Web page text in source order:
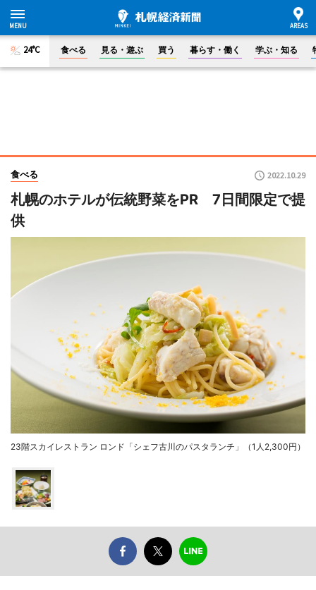
24°C 食べる 見る・遊ぶ 買う 暮らす・働く 学ぶ・知る
食べる 2022.10.29
札幌のホテルが伝統野菜をPR 7日間限定で提
供
23階スカイレストラン ロンド「シェフ古川のパスタランチ」（1人2,300円）